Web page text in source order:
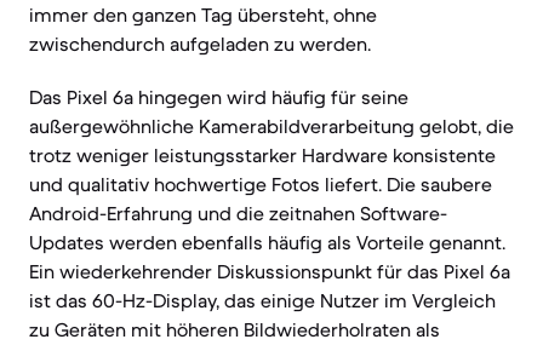
immer den ganzen Tag übersteht, ohne
zwischendurch aufgeladen zu werden.
Das Pixel 6a hingegen wird häufig für seine
außergewöhnliche Kamerabildverarbeitung gelobt, die
trotz weniger leistungsstarker Hardware konsistente
und qualitativ hochwertige Fotos liefert. Die saubere
Android-Erfahrung und die zeitnahen Software-
Updates werden ebenfalls häufig als Vorteile genannt.
Ein wiederkehrender Diskussionspunkt für das Pixel 6a
ist das 60-Hz-Display, das einige Nutzer im Vergleich
zu Geräten mit höheren Bildwiederholraten als